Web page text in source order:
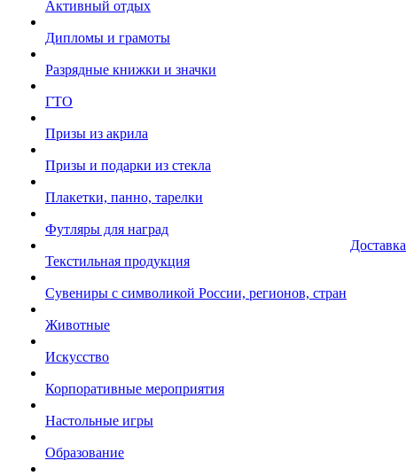
Активный отдых
Дипломы и грамоты
Разрядные книжки и значки
ГТО
Призы из акрила
Призы и подарки из стекла
Плакетки, панно, тарелки
Футляры для наград
Текстильная продукция
Сувениры с символикой России, регионов, стран
Животные
Искусство
Корпоративные мероприятия
Настольные игры
Образование
Доставка